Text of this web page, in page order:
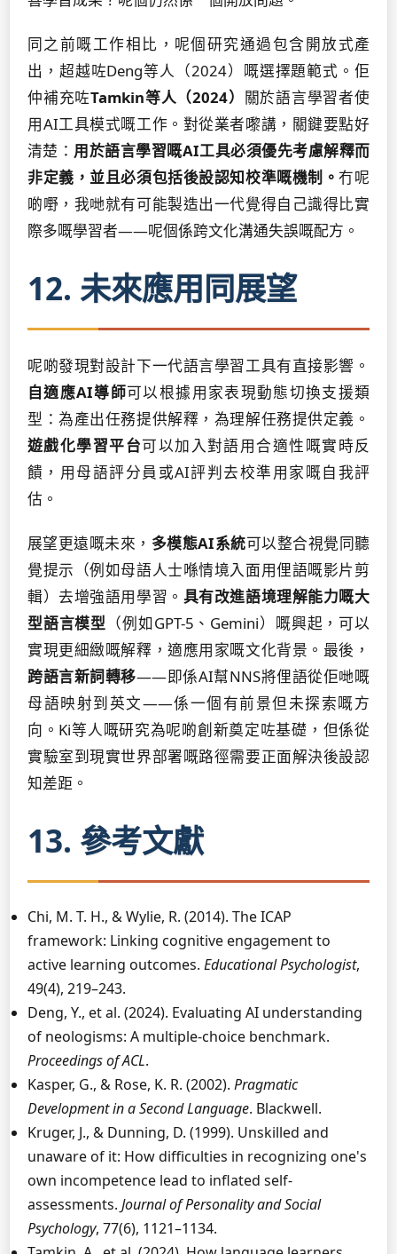
同之前嘅工作相比，呢個研究通過包含開放式產
出，超越咗Deng等人（2024）嘅選擇題範式。佢
仲補充咗Tamkin等人（2024） 關於語言學習者使
用AI工具模式嘅工作。對從業者嚟講，關鍵要點好
清楚： 用於語言學習嘅AI工具必須優先考慮解釋而
非定義，並且必須包括後設認知校準嘅機制。冇呢
啲嘢，我哋就有可能製造出一代覺得自己識得比實
際多嘅學習者——呢個係跨文化溝通失誤嘅配方。
12. 未來應用同展望
呢啲發現對設計下一代語言學習工具有直接影響。
自適應AI導師可以根據用家表現動態切換支援類
型：為產出任務提供解釋，為理解任務提供定義。
遊戲化學習平台可以加入對語用合適性嘅實時反
饋，用母語評分員或AI評判去校準用家嘅自我評
估。
展望更遠嘅未來， 多模態AI系統可以整合視覺同聽
覺提示（例如母語人士喺情境入面用俚語嘅影片剪
輯）去增強語用學習。 具有改進語境理解能力嘅大
型語言模型 （例如GPT-5、Gemini）嘅興起，可以
實現更細緻嘅解釋，適應用家嘅文化背景。最後，
跨語言新詞轉移——即係AI幫NNS將俚語從佢哋嘅
母語映射到英文——係一個有前景但未探索嘅方
向。Ki等人嘅研究為呢啲創新奠定咗基礎，但係從
實驗室到現實世界部署嘅路徑需要正面解決後設認
知差距。
13. 參考文獻
Chi, M. T. H., & Wylie, R. (2014). The ICAP
framework: Linking cognitive engagement to
active learning outcomes. Educational Psychologist,
49(4), 219–243.
Deng, Y., et al. (2024). Evaluating AI understanding
of neologisms: A multiple-choice benchmark.
Proceedings of ACL.
Kasper, G., & Rose, K. R. (2002). Pragmatic
Development in a Second Language. Blackwell.
Kruger, J., & Dunning, D. (1999). Unskilled and
unaware of it: How difficulties in recognizing one's
own incompetence lead to inflated self-
assessments. Journal of Personality and Social
Psychology, 77(6), 1121–1134.